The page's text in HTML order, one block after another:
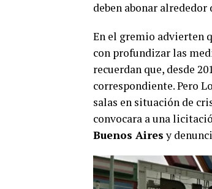
deben abonar alrededor
En el gremio advierten
con profundizar las
recuerdan que, desde
correspondiente. Pero
salas en situación de
convocara a una
Buenos Airesy